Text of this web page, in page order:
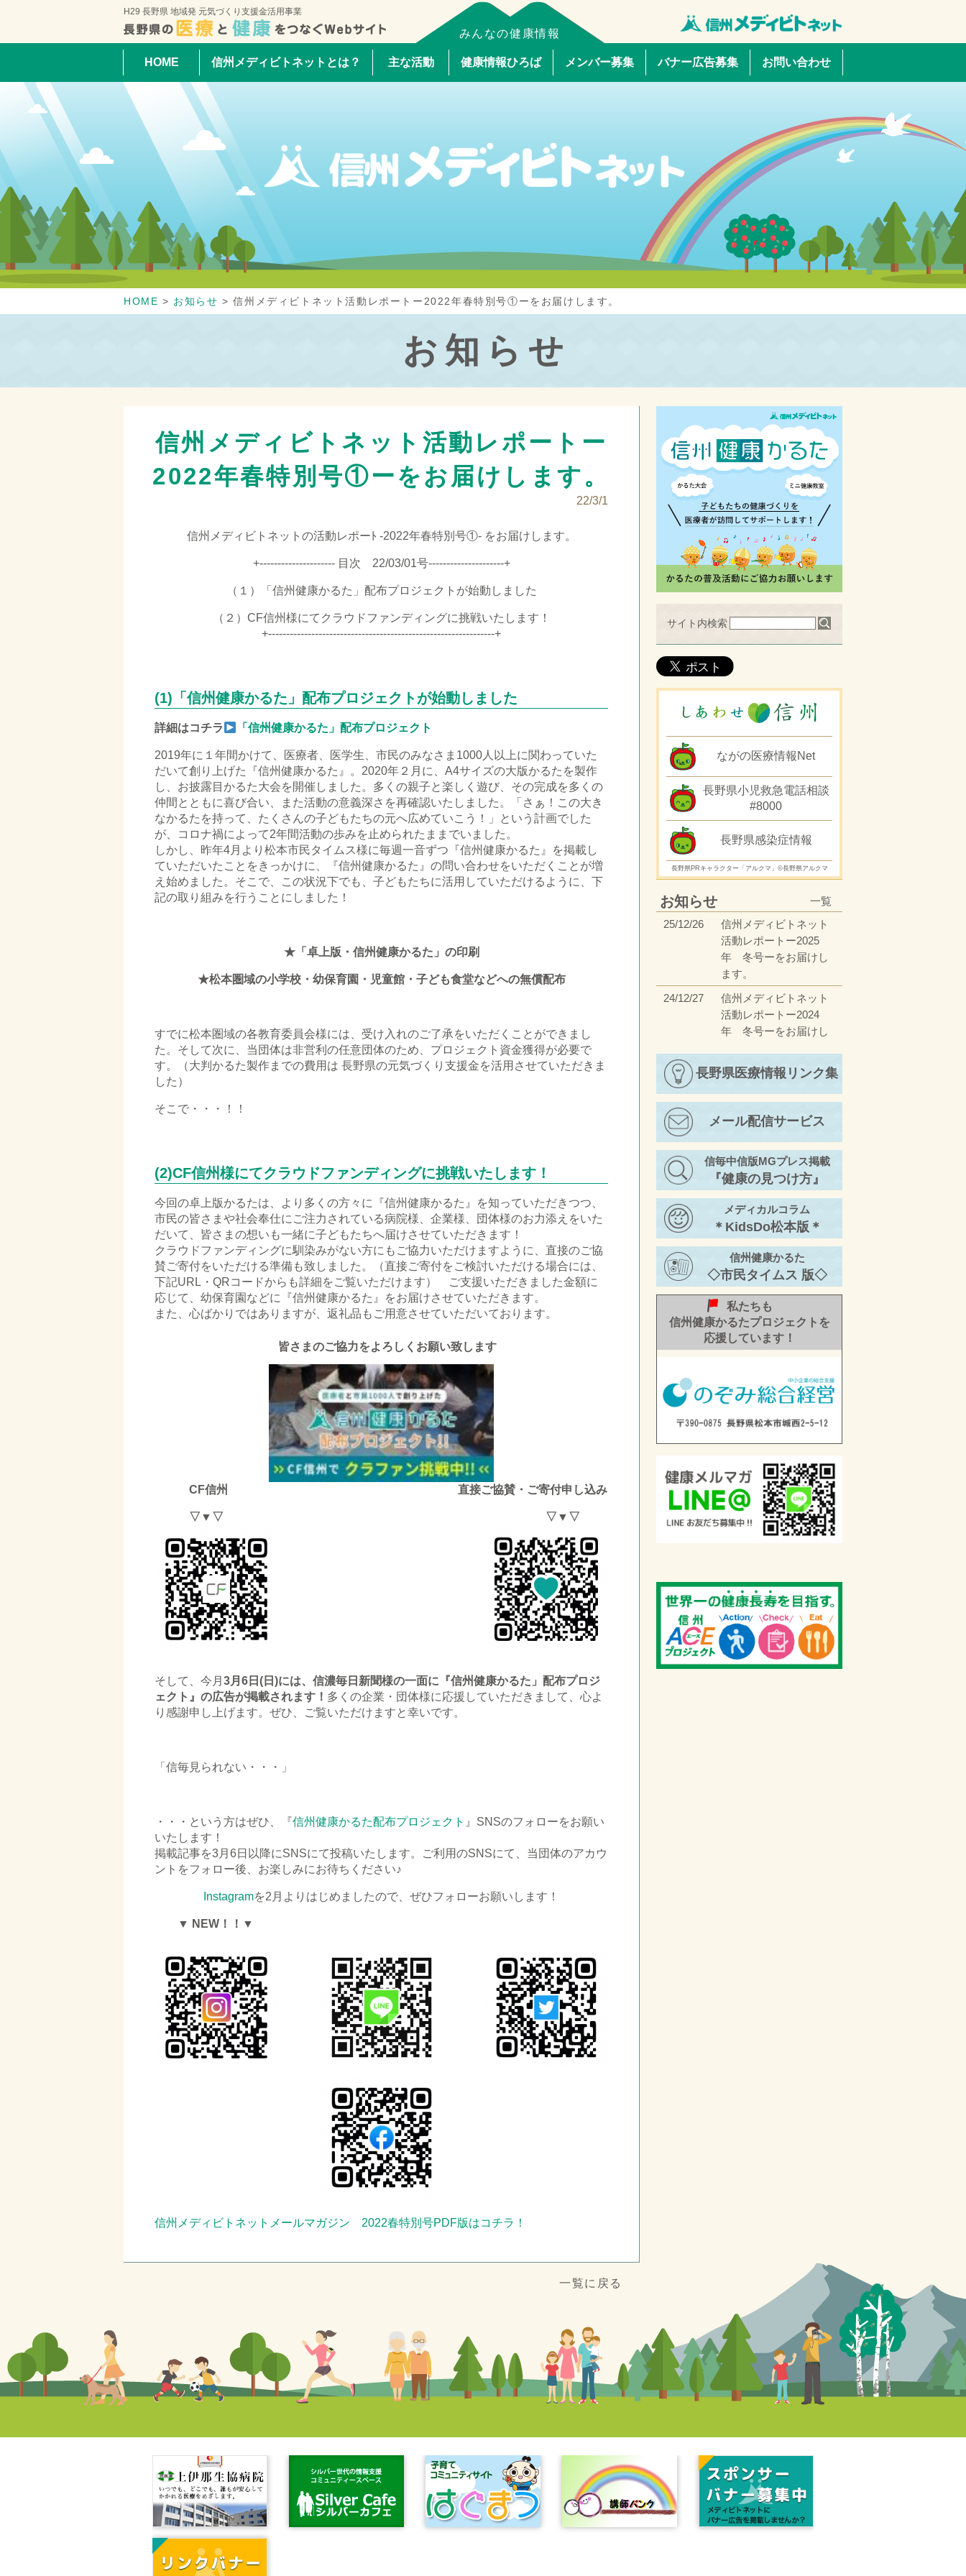
H29 長野県 地域発 元気づくり支援金活用事業
みんなの健康情報
HOME 信州メディビトネットとは？ 主な活動 健康情報ひろば メンバー募集 バナー広告募集 お問い合わせ
HOME > お知らせ >信州メディビトネット活動レポートー2022年春特別号①ーをお届けします。
お知らせ
信州メディビトネット活動レポートー
2022年春特別号①ーをお届けします。
22/3/1
信州メディビトネットの活動レポーﾄ -2022年春特別号①- をお届けします。
+--------------------- 目次 22/03/01号---------------------+
（１）「信州健康かるた」配布プロジェクトが始動しました
（２）CF信州様にてクラウドファンディングに挑戦いたします！
+---------------------------------------------------------------+
(1)「信州健康かるた」配布プロジェクトが始動しました
詳細はコチラ 「信州健康かるた」配布プロジェクト
2019年に１年間かけて、医療者、医学生、市民のみなさま1000人以上に関わっていた
だいて創り上げた『信州健康かるた』。2020年２月に、A4サイズの大版かるたを製作
し、お披露目かるた大会を開催しました。多くの親子と楽しく遊び、その完成を多くの
仲間とともに喜び合い、また活動の意義深さを再確認いたしました。「さぁ！この大き
なかるたを持って、たくさんの子どもたちの元へ広めていこう！」という計画でした
が、コロナ禍によって2年間活動の歩みを止められたままでいました。
しかし、昨年4月より松本市民タイムス様に毎週一音ずつ『信州健康かるた』を掲載し
ていただいたことをきっかけに、『信州健康かるた』の問い合わせをいただくことが増
え始めました。そこで、この状況下でも、子どもたちに活用していただけるように、下
記の取り組みを行うことにしました！
★「卓上版・信州健康かるた」の印刷
★松本圏域の小学校・幼保育園・児童館・子ども食堂などへの無償配布
すでに松本圏域の各教育委員会様には、受け入れのご了承をいただくことができまし
た。そして次に、当団体は非営利の任意団体のため、プロジェクト資金獲得が必要で
す。（大判かるた製作までの費用は 長野県の元気づくり支援金を活用させていただきま
した）
そこで・・・！！
(2)CF信州様にてクラウドファンディングに挑戦いたします！
今回の卓上版かるたは、より多くの方々に『信州健康かるた』を知っていただきつつ、
市民の皆さまや社会奉仕にご注力されている病院様、企業様、団体様のお力添えをいた
だいて、皆さまの想いも一緒に子どもたちへ届けさせていただきます！
クラウドファンディングに馴染みがない方にもご協力いただけますように、直接のご協
賛ご寄付をいただける準備も致しました。（直接ご寄付をご検討いただける場合には、
下記URL・QRコードからも詳細をご覧いただけます） ご支援いただきました金額に
応じて、幼保育園などに『信州健康かるた』をお届けさせていただきます。
また、心ばかりではありますが、返礼品もご用意させていただいております。
皆さまのご協力をよろしくお願い致します
CF信州 直接ご協賛・ご寄付申し込み
▽▼▽ ▽▼▽
そして、今月 3月6日(日)には、信濃毎日新聞様の一面に『信州健康かるた」配布プロジ
ェクト』の広告が掲載されます！ 多くの企業・団体様に応援していただきまして、心よ
り感謝申し上げます。ぜひ、ご覧いただけますと幸いです。
「信毎見られない・・・」
・・・という方はぜひ、『信州健康かるた配布プロジェクト 』SNSのフォローをお願い
いたします！
掲載記事を3月6日以降にSNSにて投稿いたします。ご利用のSNSにて、当団体のアカウ
ントをフォロー後、お楽しみにお待ちください♪
Instagramを2月よりはじめましたので、ぜひフォローお願いします！
▼ NEW！！▼
信州メディビトネットメールマガジン 2022春特別号PDF版はコチラ！
一覧に戻る
サイト内検索
ながの医療情報Net
長野県小児救急電話相談
#8000
長野県感染症情報
長野県PRキャラクター「アルクマ」©長野県アルクマ
一覧
お知らせ
25/12/26
信州メディビトネット
活動レポートー2025
年 冬号ーをお届けし
ます。
24/12/27
信州メディビトネット
活動レポートー2024
年 冬号ーをお届けし
23/12/27
信州メディビトネット
年 冬号ーをお届けし
ます。
23/4/17
信州メディビトネット
活動レポートー2023
年 春号ーをお届けし
ます。
22/11/30
信州メディビトネット
活動レポートー2022
年 秋号②ーをお届け
します。
長野県医療情報リンク集
メール配信サービス
信毎中信版MGプレス掲載
『健康の見つけ方』
メディカルコラム
＊KidsDo松本版＊
信州健康かるた
◇市民タイムス 版◇
私たちも
信州健康かるたプロジェクトを
応援しています！